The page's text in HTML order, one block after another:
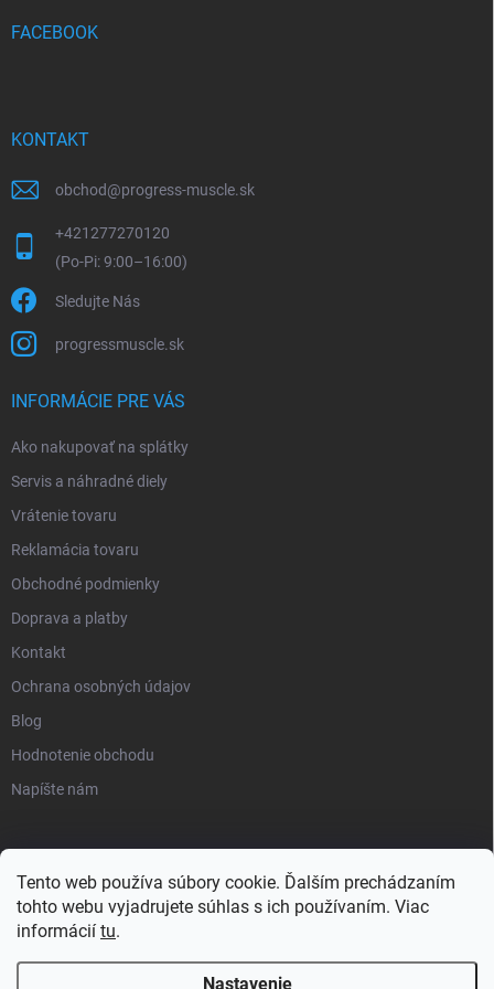
Tento web používa súbory cookie. Ďalším prechádzaním
tohto webu vyjadrujete súhlas s ich používaním. Viac
informácií tu.
Nastavenie
FACEBOOK
KONTAKT
obchod@progress-muscle.sk
+421277270120
Sledujte Nás
progressmuscle.sk
INFORMÁCIE PRE VÁS
Ako nakupovať na splátky
Servis a náhradné diely
Vrátenie tovaru
Reklamácia tovaru
Obchodné podmienky
Doprava a platby
Kontakt
Ochrana osobných údajov
Blog
Hodnotenie obchodu
Napíšte nám